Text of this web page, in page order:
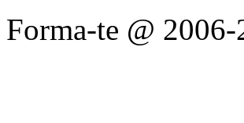
Forma-te @